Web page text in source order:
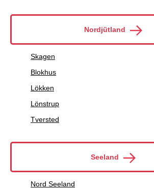
Nordjütland
Skagen
Blokhus
Lökken
Lönstrup
Tversted
Seeland
Nord Seeland